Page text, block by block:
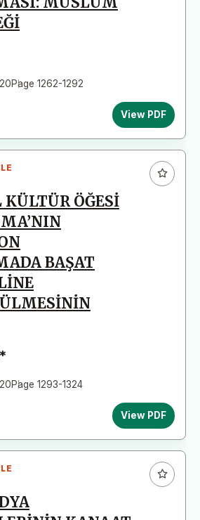
Page 1262-1292
View PDF
KÜLTÜR ÖĞESİ
BAŞAT
*
Page 1293-1324
View PDF